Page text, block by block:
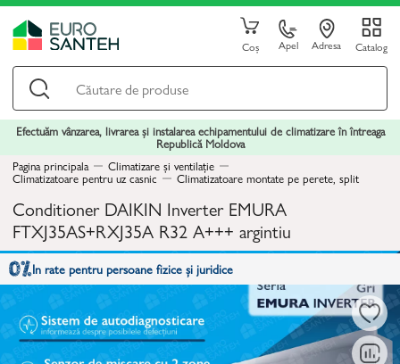
Coș Apel Adresa Catalog
Efectuăm vânzarea, livrarea și instalarea echipamentului de climatizare în întreaga
Republică Moldova
Pagina principala
Climatizare și ventilație
Climatizatoare pentru uz casnic Climatizatoare montate pe perete, split
Conditioner DAIKIN Inverter EMURA
FTXJ35AS+RXJ35A R32 A+++ argintiu
In rate pentru persoane fizice și juridice